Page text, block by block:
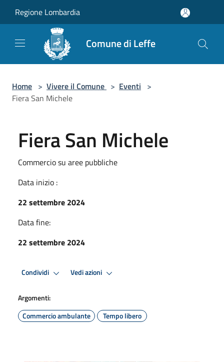
Regione Lombardia
Comune di Leffe
Home > Vivere il Comune > Eventi >
Fiera San Michele
Fiera San Michele
Commercio su aree pubbliche
Data inizio :
22 settembre 2024
Data fine:
22 settembre 2024
Condividi Vedi azioni
Argomenti:
Commercio ambulante
Tempo libero